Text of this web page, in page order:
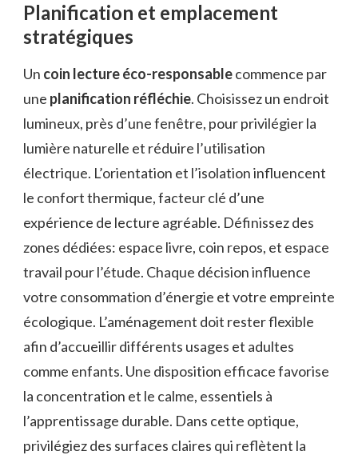
Planification et emplacement
stratégiques
Un coin lecture éco-responsablecommence par
une planification réfléchie. Choisissez un endroit
lumineux, près d’une fenêtre, pour privilégier la
lumière naturelle et réduire l’utilisation
électrique. L’orientation et l’isolation influencent
le confort thermique, facteur clé d’une
expérience de lecture agréable. Définissez des
zones dédiées: espace livre, coin repos, et espace
travail pour l’étude. Chaque décision influence
votre consommation d’énergie et votre empreinte
écologique. L’aménagement doit rester flexible
afin d’accueillir différents usages et adultes
comme enfants. Une disposition efficace favorise
la concentration et le calme, essentiels à
l’apprentissage durable. Dans cette optique,
privilégiez des surfaces claires qui reflètent la